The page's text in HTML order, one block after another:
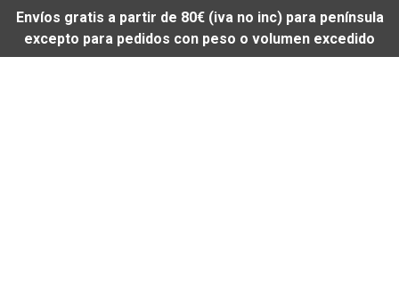
Envíos gratis a partir de 80€ (iva no inc) para península
excepto para pedidos con peso o volumen excedido